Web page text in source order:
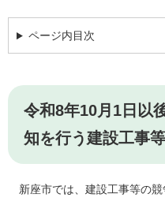
ページ内目次
令和8年10月1日以
知を行う建設工事
新座市では、建設工事等の